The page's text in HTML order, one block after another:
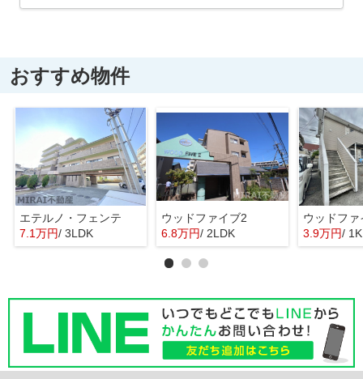
おすすめ物件
エテルノ・フェンテ
7.1万円/ 3LDK
ウッドファイブ2
6.8万円/ 2LDK
ウッドファ
3.9万円/ 1K